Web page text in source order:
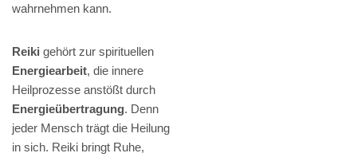
wahrnehmen kann.
Reiki gehört zur spirituellen
Energiearbeit, die innere
Heilprozesse anstößt durch
Energieübertragung. Denn
jeder Mensch trägt die Heilung
in sich. Reiki bringt Ruhe,